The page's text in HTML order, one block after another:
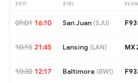
ZEIT ZIEL FLUG
09:01 16:10 San Juan (SJU)
10:15 21:45 Lansing (LAN)
10:30 12:17 Baltimore (BWI)